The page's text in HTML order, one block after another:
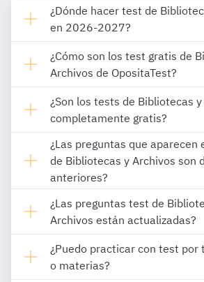
¿Dónde hacer test de
en 2026-2027?
¿Cómo son los test gratis de
Archivos de OpositaTest?
¿Son los tests de Bibliotecas
completamente gratis?
¿Las preguntas que aparecen
de Bibliotecas y Archivos son
anteriores?
¿Las preguntas test de
Archivos están actualizadas?
¿Puedo practicar con test por
o materias?